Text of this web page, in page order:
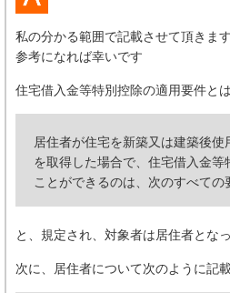
私の分かる範囲で記載させて頂きます
参考になれば幸いです
住宅借入金等特別控除の適用要件とは
居住者が住宅を新築又は建築後
を取得した場合で、住宅借入金等
ことができるのは、次のすべての
と、規定され、対象者は居住者とな
次に、居住者について次のように記